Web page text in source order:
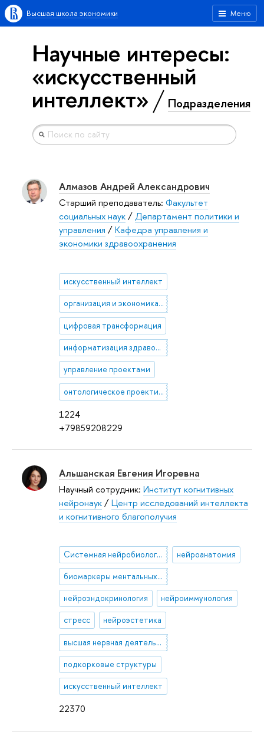
Меню
Высшая школа экономики
Научные интересы:
«искусственный
интеллект» Подразделения
1224
+79859208229
Алмазов Андрей Александрович
Старший преподаватель: Факультет
социальных наук/Департамент политики и
управления /Кафедра управления и
экономики здравоохранения
искусственный интеллект
организация и экономика здравоохранения
цифровая трансформация
информатизация здравоохранения
управление проектами
онтологическое проектирование и моделирование
22370
Альшанская Евгения Игоревна
Научный сотрудник: Институт когнитивных
нейронаук/Центр исследований интеллекта
и когнитивного благополучия
Системная нейробиология нейроанатомия
биомаркеры ментальных состояний
нейроэндокринология нейроиммунология
стресс нейроэстетика
высшая нервная деятельность
подкорковые структуры
искусственный интеллект